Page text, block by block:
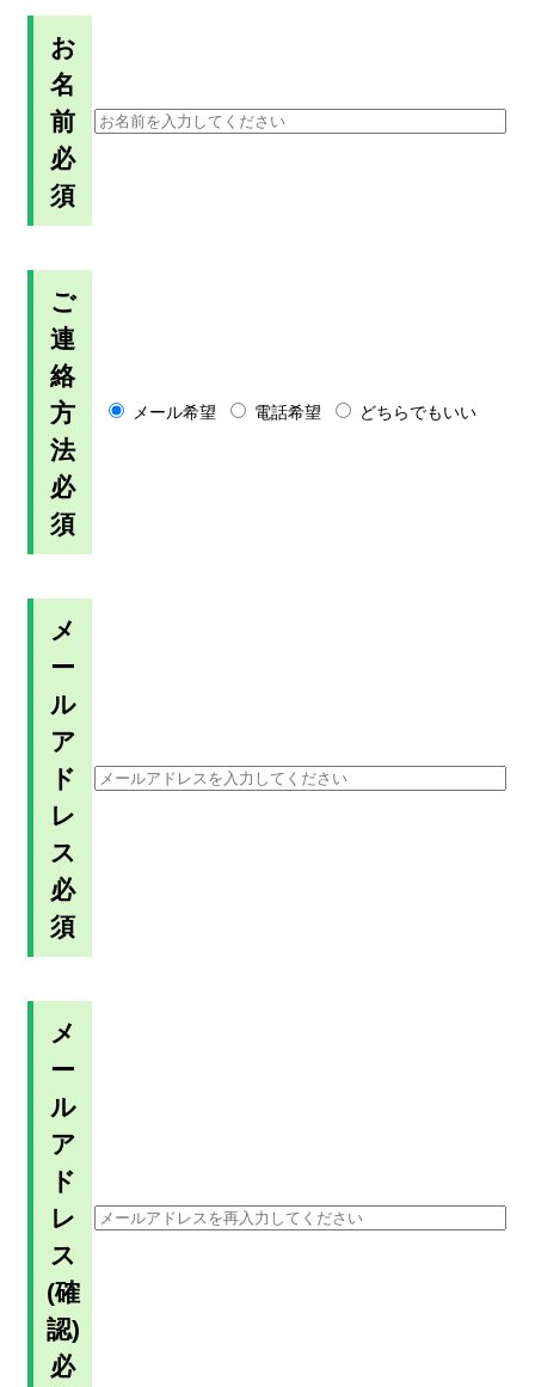
お
名
前
必
須
ご
連
絡
方
法
必
須
メール希望 電話希望 どちらでもいい
メ
ー
ル
ア
ド
レ
ス
必
須
メ
ー
ル
ア
ド
レ
ス
(確
認)
必